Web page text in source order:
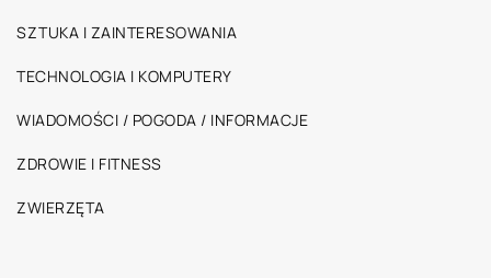
SZTUKA I ZAINTERESOWANIA
TECHNOLOGIA I KOMPUTERY
WIADOMOŚCI / POGODA / INFORMACJE
ZDROWIE I FITNESS
ZWIERZĘTA